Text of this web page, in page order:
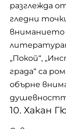
разглежда
гледни
вниманието
„Покой“,
града“ са
обърне
10. Хакан